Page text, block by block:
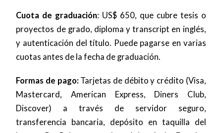
Cuota de graduación: US$ 650, que cubre tesis o
proyectos de grado, diploma y transcript en inglés,
y autenticación del título. Puede pagarse en varias
cuotas antes de la fecha de graduación.
Formas de pago: Tarjetas de débito y crédito (Visa,
Mastercard, American Express, Diners Club,
Discover) a través de servidor seguro,
transferencia bancaria, depósito en taquilla del